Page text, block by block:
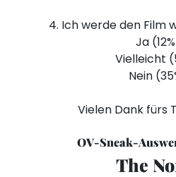
4. Ich werde den Film
Ja
Vielleicht
Nein
Vielen Dank fürs
OV-Sneak-
The